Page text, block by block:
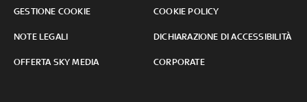
GESTIONE COOKIE COOKIE POLICY
NOTE LEGALI DICHIARAZIONE DI ACCESSIBILITÀ
OFFERTA SKY MEDIA CORPORATE